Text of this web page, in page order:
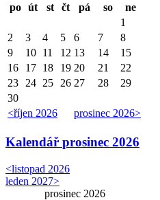
po
út st čt pá so ne
<říjen 2026 prosinec 2026>
1
2
3 4 5 6 7
8
9
10 11 12 13 14
15
16
17 18 19 20 21
22
23
24 25 26 27 28
29
30
Kalendář prosinec 2026
<listopad 2026
leden 2027>
prosinec 2026